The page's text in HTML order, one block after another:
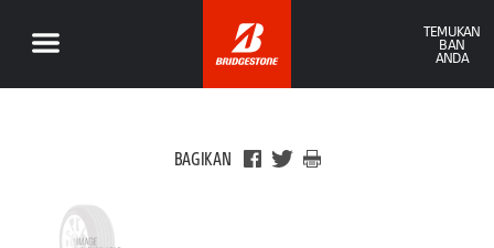
TEMUKAN
BAN
ANDA
BAGIKAN